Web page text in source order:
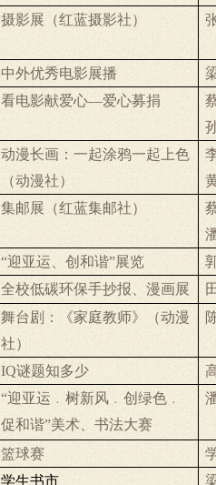
摄影展（红蓝摄影社）
中外优秀电影展播
看电影献爱心—爱心募捐
动漫长画：一起涂鸦一起上色
（动漫社）
集邮展（红蓝集邮社）
“迎亚运、创和谐”展览
全校低碳环保手抄报、漫画展
舞台剧：《家庭教师》（动漫
社）
IQ谜题知多少
“迎亚运 ﹒树新风 ﹒创绿色 ﹒
促和谐”美术、书法大赛
篮球赛
学生书市